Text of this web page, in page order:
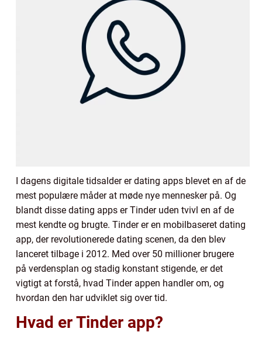
I dagens digitale tidsalder er dating apps blevet en af de
mest populære måder at møde nye mennesker på. Og
blandt disse dating apps er Tinder uden tvivl en af de
mest kendte og brugte. Tinder er en mobilbaseret dating
app, der revolutionerede dating scenen, da den blev
lanceret tilbage i 2012. Med over 50 millioner brugere
på verdensplan og stadig konstant stigende, er det
vigtigt at forstå, hvad Tinder appen handler om, og
hvordan den har udviklet sig over tid.
Hvad er Tinder app?